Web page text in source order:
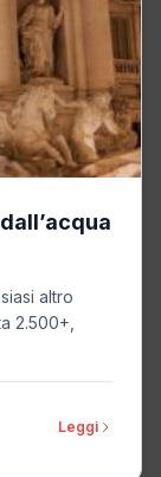
altro
2.500+,
Leggi